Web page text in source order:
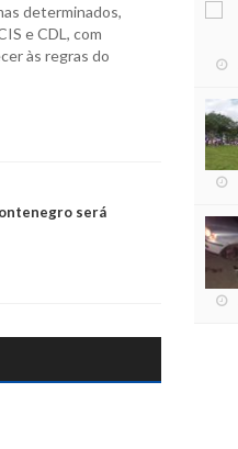
determinados,
e CDL, com
às regras do
será